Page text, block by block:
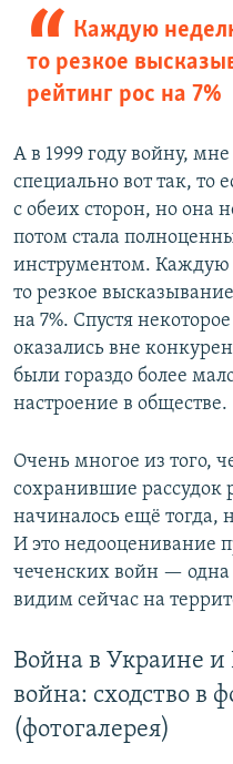
Каждую
то резкое
рейтинг рос на 7%
А в 1999 году войну,
специально вот так, то
с обеих сторон, но она
потом стала
инструментом. Каждую
то резкое
на 7%. Спустя
оказались вне
были гораздо более
настроение в обществе.
Очень многое из того,
сохранившие рассудок
начиналось ещё тогда,
И это недооценивание
чеченских войн —
видим сейчас на
Война в Украине и
война: сходство в
(фотогалерея)